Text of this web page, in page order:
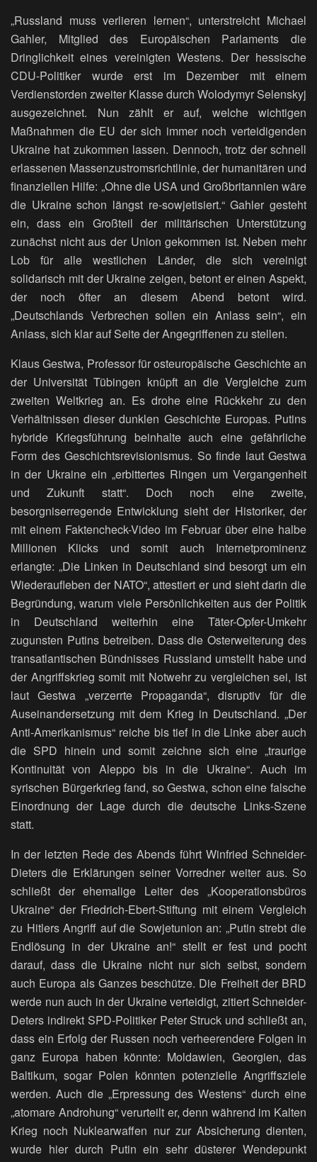
„Russland muss verlieren lernen“, unterstreicht Michael
Gahler, Mitglied des Europäischen Parlaments die
Dringlichkeit eines vereinigten Westens. Der hessische
CDU-Politiker wurde erst im Dezember mit einem
Verdienstorden zweiter Klasse durch Wolodymyr Selenskyj
ausgezeichnet. Nun zählt er auf, welche wichtigen
Maßnahmen die EU der sich immer noch verteidigenden
Ukraine hat zukommen lassen. Dennoch, trotz der schnell
erlassenen Massenzustromsrichtlinie, der humanitären und
finanziellen Hilfe: „Ohne die USA und Großbritannien wäre
die Ukraine schon längst re-sowjetisiert.“ Gahler gesteht
ein, dass ein Großteil der militärischen Unterstützung
zunächst nicht aus der Union gekommen ist. Neben mehr
Lob für alle westlichen Länder, die sich vereinigt
solidarisch mit der Ukraine zeigen, betont er einen Aspekt,
der noch öfter an diesem Abend betont wird.
„Deutschlands Verbrechen sollen ein Anlass sein“, ein
Anlass, sich klar auf Seite der Angegriffenen zu stellen.
Klaus Gestwa, Professor für osteuropäische Geschichte an
der Universität Tübingen knüpft an die Vergleiche zum
zweiten Weltkrieg an. Es drohe eine Rückkehr zu den
Verhältnissen dieser dunklen Geschichte Europas. Putins
hybride Kriegsführung beinhalte auch eine gefährliche
Form des Geschichtsrevisionismus. So finde laut Gestwa
in der Ukraine ein „erbittertes Ringen um Vergangenheit
und Zukunft statt“. Doch noch eine zweite,
besorgniserregende Entwicklung sieht der Historiker, der
mit einem Faktencheck-Video im Februar über eine halbe
Millionen Klicks und somit auch Internetprominenz
erlangte: „Die Linken in Deutschland sind besorgt um ein
Wiederaufleben der NATO“, attestiert er und sieht darin die
Begründung, warum viele Persönlichkeiten aus der Politik
in Deutschland weiterhin eine Täter-Opfer-Umkehr
zugunsten Putins betreiben. Dass die Osterweiterung des
transatlantischen Bündnisses Russland umstellt habe und
der Angriffskrieg somit mit Notwehr zu vergleichen sei, ist
laut Gestwa „verzerrte Propaganda“, disruptiv für die
Auseinandersetzung mit dem Krieg in Deutschland. „Der
Anti-Amerikanismus“ reiche bis tief in die Linke aber auch
die SPD hinein und somit zeichne sich eine „traurige
Kontinuität von Aleppo bis in die Ukraine“. Auch im
syrischen Bürgerkrieg fand, so Gestwa, schon eine falsche
Einordnung der Lage durch die deutsche Links-Szene
statt.
In der letzten Rede des Abends führt Winfried Schneider-
Dieters die Erklärungen seiner Vorredner weiter aus. So
schließt der ehemalige Leiter des „Kooperationsbüros
Ukraine“ der Friedrich-Ebert-Stiftung mit einem Vergleich
zu Hitlers Angriff auf die Sowjetunion an: „Putin strebt die
Endlösung in der Ukraine an!“ stellt er fest und pocht
darauf, dass die Ukraine nicht nur sich selbst, sondern
auch Europa als Ganzes beschütze. Die Freiheit der BRD
werde nun auch in der Ukraine verteidigt, zitiert Schneider-
Deters indirekt SPD-Politiker Peter Struck und schließt an,
dass ein Erfolg der Russen noch verheerendere Folgen in
ganz Europa haben könnte: Moldawien, Georgien, das
Baltikum, sogar Polen könnten potenzielle Angriffsziele
werden. Auch die „Erpressung des Westens“ durch eine
„atomare Androhung“ verurteilt er, denn während im Kalten
Krieg noch Nuklearwaffen nur zur Absicherung dienten,
wurde hier durch Putin ein sehr düsterer Wendepunkt